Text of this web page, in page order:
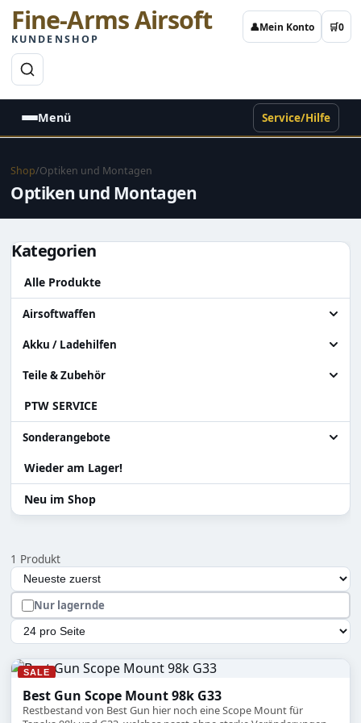
Fine-Arms Airsoft
KUNDENSHOP
👤Mein Konto 🛒0
Menü Service/Hilfe
Shop/Optiken und Montagen
Optiken und Montagen
Kategorien
Alle Produkte
Airsoftwaffen
Alle Airsoftwaffen
Granatenwerfer
Sniper
Systema PTW
Akku / Ladehilfen
Alle Akku / Ladehilfen
Ladehilfen
Akku
Teile & Zubehör
Alle Teile & Zubehör
Zylinder Ersatzteile
Teile für Systema PTW
Gearbox / Teile Systema PTW
Zubehör
Hopup und Teile
Magazine & Teile
PTW SERVICE
Sonderangebote
Alle Sonderangebote
Abverkauf Sonderposten
Wieder am Lager!
Neu im Shop
1 Produkt
Auswahl lädt die Seite automatisch mit den neuen
Sortierung
Nur lagernde
Artikel pro Seite
SALE
Best Gun Scope Mount 98k G33
Restbestand von Best Gun hier noch eine Scope Mount für